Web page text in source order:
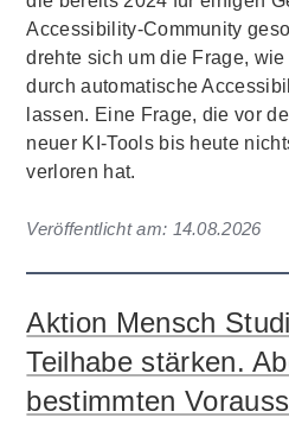
Accessibility-Community
drehte sich um die Frage,
durch automatische
lassen. Eine Frage, die vor
neuer KI-Tools bis heute
verloren hat.
Veröffentlicht am: 14.08.2026
Aktion Mensch
Teilhabe stärken.
bestimmten